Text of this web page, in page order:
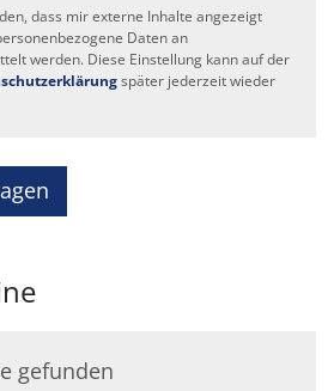
dass mir externe Inhalte angezeigt
Daten an
werden. Diese Einstellung kann auf der
später jederzeit wieder
gefunden